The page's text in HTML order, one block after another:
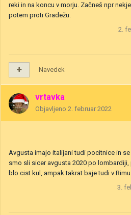
reki in na koncu v morju. Začneš npr
potem proti Gradežu.
2.
Navedek
vrtavka
Objavljeno 2. februar 2022
Avgusta imajo italijani tudi pocitnice in
smo sli sicer avgusta 2020 po
blo cist kul, ampak takrat baje tudi v
3.